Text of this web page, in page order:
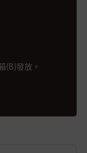
(B)發放。